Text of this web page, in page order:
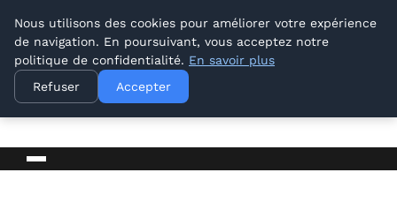
Lyon Photos
Nous utilisons des cookies pour améliorer votre expérience
de navigation. En poursuivant, vous acceptez notre
politique de confidentialité. En savoir plus
Refuser
Accepter